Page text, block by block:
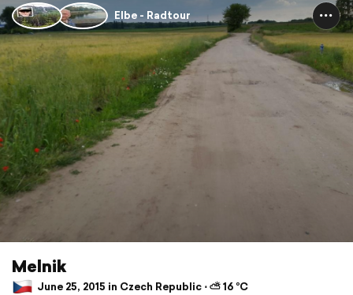
Elbe - Radtour
Melnik
June 25, 2015 in Czech Republic ⋅ ⛅ 16 °C